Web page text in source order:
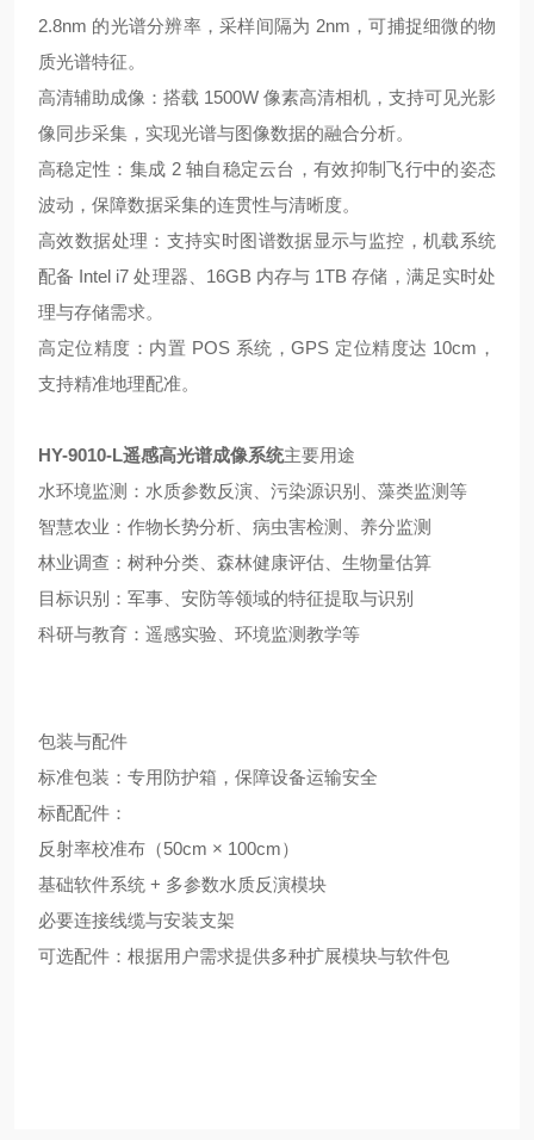
2.8nm 的光谱分辨率，采样间隔为 2nm，可捕捉细微的物
质光谱特征。
高清辅助成像：搭载 1500W 像素高清相机，支持可见光影
像同步采集，实现光谱与图像数据的融合分析。
高稳定性：集成 2 轴自稳定云台，有效抑制飞行中的姿态
波动，保障数据采集的连贯性与清晰度。
高效数据处理：支持实时图谱数据显示与监控，机载系统
配备 Intel i7 处理器、16GB 内存与 1TB 存储，满足实时处
理与存储需求。
高定位精度：内置 POS 系统，GPS 定位精度达 10cm，
支持精准地理配准。
HY-9010-L遥感高光谱成像系统主要用途
水环境监测：水质参数反演、污染源识别、藻类监测等
智慧农业：作物长势分析、病虫害检测、养分监测
林业调查：树种分类、森林健康评估、生物量估算
目标识别：军事、安防等领域的特征提取与识别
科研与教育：遥感实验、环境监测教学等
包装与配件
标准包装：专用防护箱，保障设备运输安全
标配配件：
反射率校准布（50cm × 100cm）
基础软件系统 + 多参数水质反演模块
必要连接线缆与安装支架
可选配件：根据用户需求提供多种扩展模块与软件包